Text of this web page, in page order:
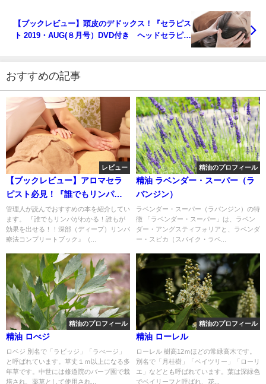
【ブックレビュー】頭皮のデドックス！『セラピス
ト 2019・AUG(８月号）DVD付き ヘッドセラピー
おすすめの記事
レビュー
【ブックレビュー】アロマセラ
ピスト必見！『誰でもリンパが
わかる！誰もが効果を出せ
る！！深部（ディープ）リンパ
療法コンプリートブック』
管理人が読んでおすすめの本を紹介してい
ます。 『誰でもリンパがわかる！誰もが
効果を出せる！！深部（ディープ）リンパ
療法コンプリートブック』（...
精油のプロフィール
精油 ラベンダー・スーパー（ラ
バンジン）
ラベンダー・スーパー（ラバンジン）の特
徴 「ラベンダー・スーパー」は、ラベン
ダー・アングスティフォリアと、ラベンダ
ー・スピカ（スパイク・ラベ...
精油のプロフィール
精油 ロべジ
ロベジ 別名で「ラビッジ」「ラべージ」
と呼ばれています。草丈１ｍ以上になる多
年草です。中世には修道院のバーブ園で栽
培され、薬草として使用され...
精油のプロフィール
精油 ローレル
ローレル 樹高12ｍほどの常緑高木です。
別名で「月桂樹」「ベイツリー」「ローリ
エ」などとも呼ばれています。葉は深緑色
でベイリーフと呼ばれ、花...